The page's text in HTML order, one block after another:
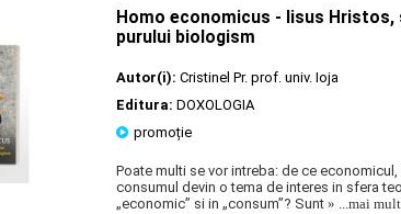
Homo economicus - Iisus
purului biologism
Autor(i): Cristinel Pr. prof. univ. Ioja
Editura: DOXOLOGIA
promoție
Poate multi se vor intreba: de ce
consumul devin o tema de interes in sfera
„economic” si in „consum”? Sunt » ...mai mult